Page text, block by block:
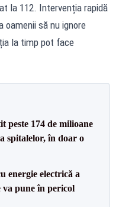
la 112. Intervenția rapidă
să nu ignore
la timp pot face
peste 174 de milioane
spitalelor, în doar o
energie electrică a
va pune în pericol